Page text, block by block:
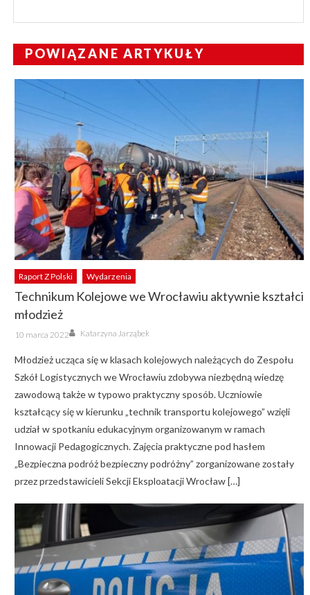
POWIĄZANE ARTYKUŁY
Raport Z Polski Wydarzenia
Technikum Kolejowe we Wrocławiu aktywnie kształci
młodzież
Posted
on
10 marca 2022 Author
Katarzyna Jarząbek
Młodzież ucząca się w klasach kolejowych należących do Zespołu
Szkół Logistycznych we Wrocławiu zdobywa niezbędną wiedzę
zawodową także w typowo praktyczny sposób. Uczniowie
kształcący się w kierunku „technik transportu kolejowego” wzięli
udział w spotkaniu edukacyjnym organizowanym w ramach
Innowacji Pedagogicznych. Zajęcia praktyczne pod hasłem
„Bezpieczna podróż bezpieczny podróżny” zorganizowane zostały
przez przedstawicieli Sekcji Eksploatacji Wrocław […]